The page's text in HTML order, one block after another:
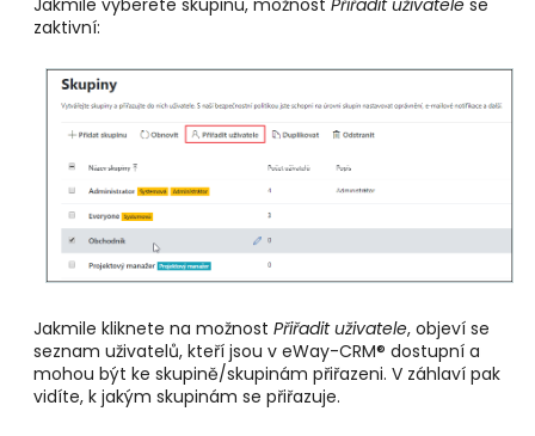
Jakmile vyberete skupinu, možnost Přiřadit uživatele se
zaktivní:
Jakmile kliknete na možnost Přiřadit uživatele, objeví se
seznam uživatelů, kteří jsou v eWay-CRM® dostupní a
mohou být ke skupině/skupinám přiřazeni. V záhlaví pak
vidíte, k jakým skupinám se přiřazuje.